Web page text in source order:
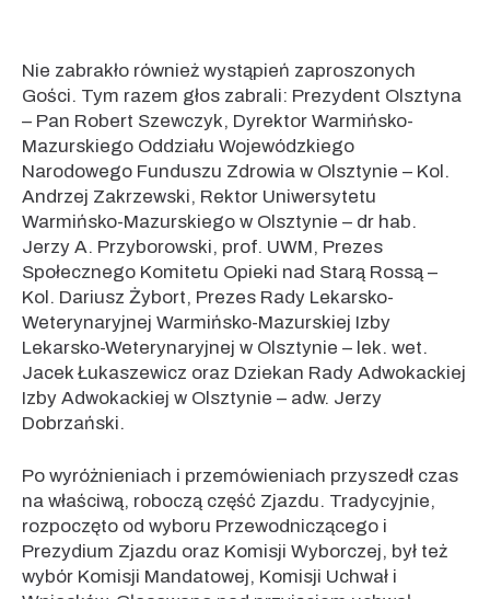
Nie zabrakło również wystąpień zaproszonych
Gości. Tym razem głos zabrali: Prezydent Olsztyna
– Pan Robert Szewczyk, Dyrektor Warmińsko-
Mazurskiego Oddziału Wojewódzkiego
Narodowego Funduszu Zdrowia w Olsztynie – Kol.
Andrzej Zakrzewski, Rektor Uniwersytetu
Warmińsko-Mazurskiego w Olsztynie – dr hab.
Jerzy A. Przyborowski, prof. UWM, Prezes
Społecznego Komitetu Opieki nad Starą Rossą –
Kol. Dariusz Żybort, Prezes Rady Lekarsko-
Weterynaryjnej Warmińsko-Mazurskiej Izby
Lekarsko-Weterynaryjnej w Olsztynie – lek. wet.
Jacek Łukaszewicz oraz Dziekan Rady Adwokackiej
Izby Adwokackiej w Olsztynie – adw. Jerzy
Dobrzański.
Po wyróżnieniach i przemówieniach przyszedł czas
na właściwą, roboczą część Zjazdu. Tradycyjnie,
rozpoczęto od wyboru Przewodniczącego i
Prezydium Zjazdu oraz Komisji Wyborczej, był też
wybór Komisji Mandatowej, Komisji Uchwał i